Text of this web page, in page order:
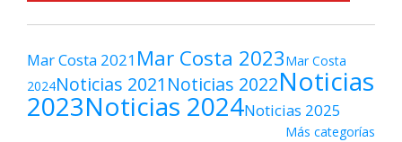
Mar Costa 2021 Mar Costa 2023Mar Costa
2024Noticias 2021 Noticias 2022Noticias
2023Noticias 2024Noticias 2025
Más categorías